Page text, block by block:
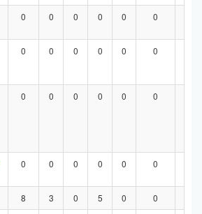
0 0 0 0 0 0
0 0 0 0 0 0
0 0 0 0 0 0
0 0 0 0 0 0
8 3 0 5 0 0